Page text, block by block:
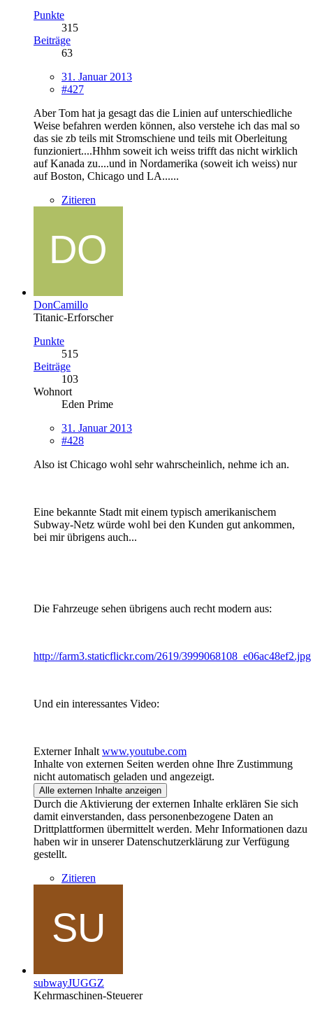
Punkte
315
Beiträge
63
31. Januar 2013
#427
Aber Tom hat ja gesagt das die Linien auf unterschiedliche
Weise befahren werden können, also verstehe ich das mal so
das sie zb teils mit Stromschiene und teils mit Oberleitung
funzioniert....Hhhm soweit ich weiss trifft das nicht wirklich
auf Kanada zu....und in Nordamerika (soweit ich weiss) nur
auf Boston, Chicago und LA......
Zitieren
DonCamillo
Titanic-Erforscher
Punkte
515
Beiträge
103
Wohnort
Eden Prime
31. Januar 2013
#428
Also ist Chicago wohl sehr wahrscheinlich, nehme ich an.
Eine bekannte Stadt mit einem typisch amerikanischem
Subway-Netz würde wohl bei den Kunden gut ankommen,
bei mir übrigens auch...
Die Fahrzeuge sehen übrigens auch recht modern aus:
http://farm3.staticflickr.com/2619/3999068108_e06ac48ef2.jpg
Und ein interessantes Video:
Externer Inhalt www.youtube.com
Inhalte von externen Seiten werden ohne Ihre Zustimmung
nicht automatisch geladen und angezeigt.
Alle externen Inhalte anzeigen
Durch die Aktivierung der externen Inhalte erklären Sie sich
damit einverstanden, dass personenbezogene Daten an
Drittplattformen übermittelt werden. Mehr Informationen dazu
haben wir in unserer Datenschutzerklärung zur Verfügung
gestellt.
Zitieren
subwayJUGGZ
Kehrmaschinen-Steuerer